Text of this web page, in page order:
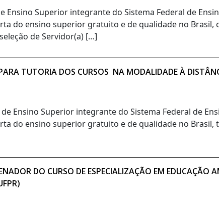
Ensino Superior integrante do Sistema Federal de
do ensino superior gratuito e de qualidade no Brasil,
de Servidor(a) […]
TUTORIA DOS CURSOS NA MODALIDADE À
Ensino Superior integrante do Sistema Federal de
do ensino superior gratuito e de qualidade no
DO CURSO DE ESPECIALIZAÇÃO EM EDUCAÇÃO